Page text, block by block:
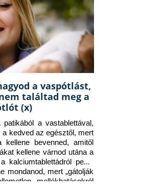
a vaspótlást,
találtad meg a
(x)
a vastablettával,
a kedved az egésztől, mert
kellene bevenned, amitől
kellene várnod utána a
kalciumtablettádról pedig
mondanod, mert „gátolják
mellékhatásokról